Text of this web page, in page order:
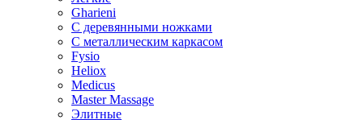
Gharieni
С деревянными ножками
С металлическим каркасом
Fysio
Heliox
Medicus
Master Massage
Элитные